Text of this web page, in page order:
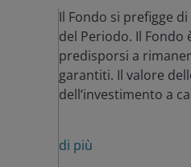
Il Fondo si prefigge
del Periodo. Il
predisporsi a
garantiti. Il valore
dell’investimento a
di più